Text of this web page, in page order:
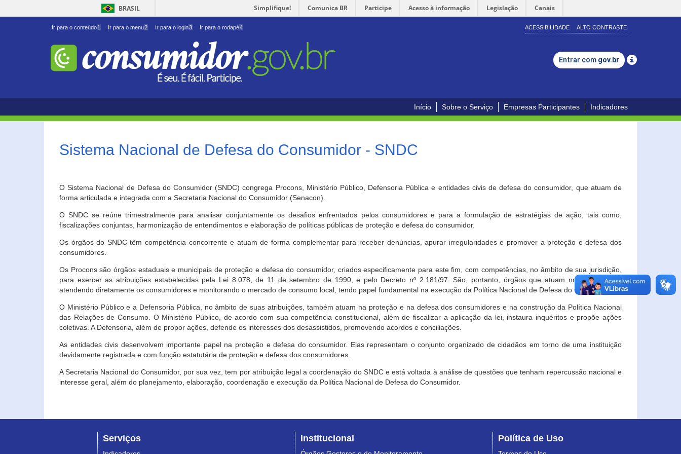
BRASIL Simplifique! Comunica BR Participe Acesso à informação Legislação Canais
Ir para o conteúdo1 Ir para o menu2 Ir para o login3 Ir para o rodapé4 ACESSIBILIDADE ALTO CONTRASTE
Entrar com gov.br
Início Sobre o Serviço Empresas Participantes Indicadores
Sistema Nacional de Defesa do Consumidor - SNDC
O Sistema Nacional de Defesa do Consumidor (SNDC) congrega Procons, Ministério Público, Defensoria Pública e entidades civis de defesa do consumidor, que atuam de
forma articulada e integrada com a Secretaria Nacional do Consumidor (Senacon).
O SNDC se reúne trimestralmente para analisar conjuntamente os desafios enfrentados pelos consumidores e para a formulação de estratégias de ação, tais como,
fiscalizações conjuntas, harmonização de entendimentos e elaboração de políticas públicas de proteção e defesa do consumidor.
Os órgãos do SNDC têm competência concorrente e atuam de forma complementar para receber denúncias, apurar irregularidades e promover a proteção e defesa dos
consumidores.
Os Procons são órgãos estaduais e municipais de proteção e defesa do consumidor, criados especificamente para este fim, com competências, no âmbito de sua jurisdição,
para exercer as atribuições estabelecidas pela Lei 8.078, de 11 de setembro de 1990, e pelo Decreto nº 2.181/97. São, portanto, órgãos que atuam no âmbito local,
atendendo diretamente os consumidores e monitorando o mercado de consumo local, tendo papel fundamental na execução da Política Nacional de Defesa do Consumidor.
O Ministério Público e a Defensoria Pública, no âmbito de suas atribuições, também atuam na proteção e na defesa dos consumidores e na construção da Política Nacional
das Relações de Consumo. O Ministério Público, de acordo com sua competência constitucional, além de fiscalizar a aplicação da lei, instaura inquéritos e propõe ações
coletivas. A Defensoria, além de propor ações, defende os interesses dos desassistidos, promovendo acordos e conciliações.
As entidades civis desenvolvem importante papel na proteção e defesa do consumidor. Elas representam o conjunto organizado de cidadãos em torno de uma instituição
devidamente registrada e com função estatutária de proteção e defesa dos consumidores.
A Secretaria Nacional do Consumidor, por sua vez, tem por atribuição legal a coordenação do SNDC e está voltada à análise de questões que tenham repercussão nacional e
interesse geral, além do planejamento, elaboração, coordenação e execução da Política Nacional de Defesa do Consumidor.
Serviços Institucional Política de Uso